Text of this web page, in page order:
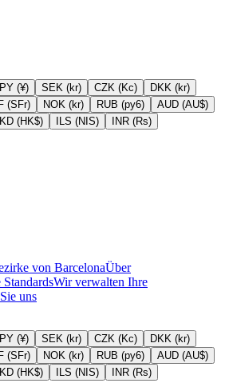
(¥) SEK (kr) CZK (Kc)
DKK (kr)
(SFr) NOK (kr) RUB (py6)
AUD (AU$)
(HK$) ILS (NIS) INR (Rs)
von BarcelonaÜber
StandardsWir verwalten Ihre
uns
(¥) SEK (kr) CZK (Kc)
DKK (kr)
(SFr) NOK (kr) RUB (py6)
AUD (AU$)
(HK$) ILS (NIS) INR (Rs)